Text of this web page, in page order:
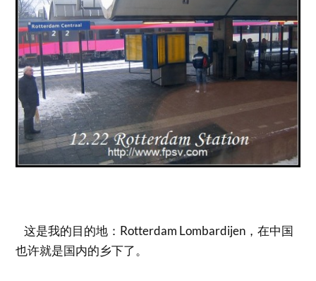
这是我的目的地：Rotterdam Lombardijen，在中国
也许就是国内的乡下了。